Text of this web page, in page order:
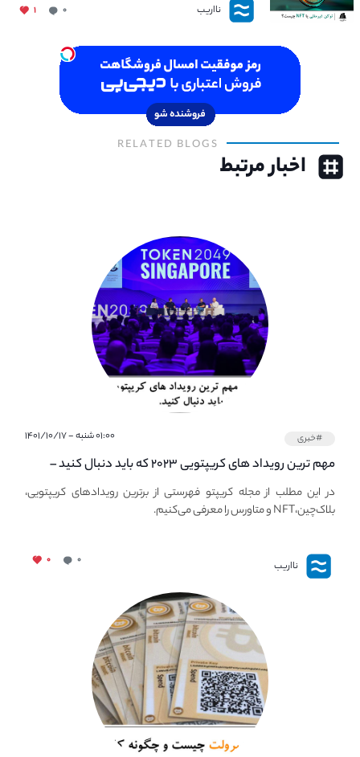
نااریب ۰ ۱
RELATED BLOGS
اخبار مرتبط
#خبری ۰۱:۰۰ شنبه - ۱۴۰۱/۱۰/۱۷
مهم ترین رویداد های کریپتویی ۲۰۲۳ که باید دنبال کنید –
معرفی بهترین رویداد های جهانی
در این مطلب از مجله کریپتو فهرستی از برترین رویدادهای کریپتویی،
بلاک‌چین،NFT و متاورس را معرفی می‌کنیم.
نااریب ۰ ۰